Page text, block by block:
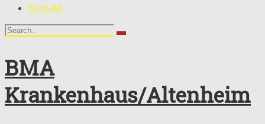
Kontakt
BMA
Krankenhaus/Altenheim